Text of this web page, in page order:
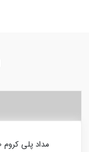
مداد پلی کروم Warm Gray V (274) -1530 فابرکاستل